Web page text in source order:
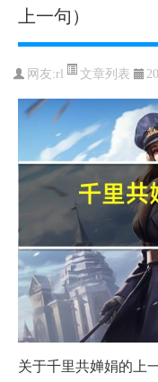
上一句）
网友:rl 文章列表
关于千里共婵娟的上